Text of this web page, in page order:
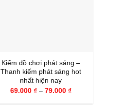
Kiếm đồ chơi phát sáng –
Thanh kiếm phát sáng hot
nhất hiện nay
69.000 ₫ – 79.000 ₫Khoảng
từ